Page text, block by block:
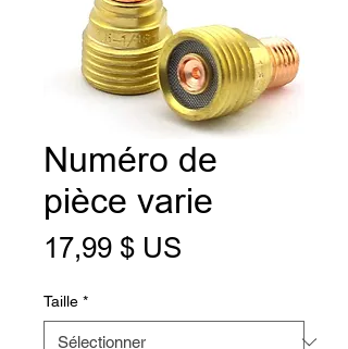
Numéro de
pièce varie
17,99 $ US
Taille *